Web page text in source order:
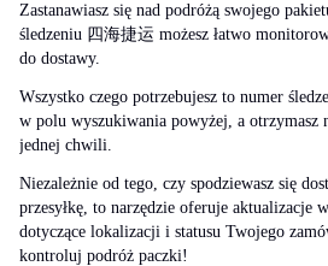
Zastanawiasz się nad podróżą swojego
śledzeniu 四海捷运 możesz łatwo
do dostawy.
Wszystko czego potrzebujesz to numer
w polu wyszukiwania powyżej, a otrzymasz
jednej chwili.
Niezależnie od tego, czy spodziewasz się
przesyłkę, to narzędzie oferuje aktualizacje
dotyczące lokalizacji i statusu Twojego
kontroluj podróż paczki!